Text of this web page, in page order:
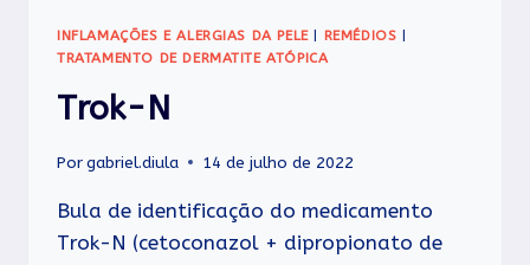
INFLAMAÇÕES E ALERGIAS DA PELE| REMÉDIOS
TRATAMENTO DE DERMATITE ATÓPICA
Trok-N
Porgabriel.diula 14 de julho de 2022
Bula de identificação do medicamento
Trok-N (cetoconazol + dipropionato de